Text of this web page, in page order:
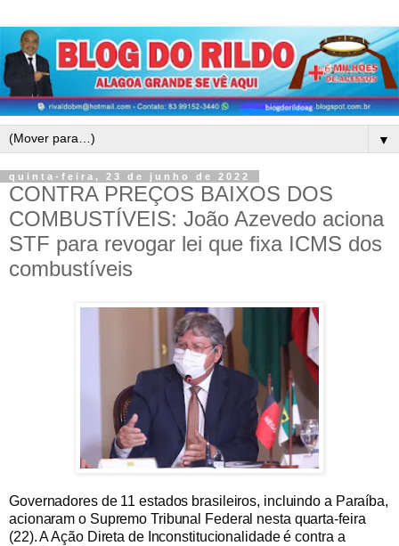
▼
quinta-feira, 23 de junho de 2022
CONTRA PREÇOS BAIXOS DOS
COMBUSTÍVEIS: João Azevedo aciona
STF para revogar lei que fixa ICMS dos
combustíveis
Governadores de 11 estados brasileiros, incluindo a Paraíba,
acionaram o Supremo Tribunal Federal nesta quarta-feira
(22). A Ação Direta de Inconstitucionalidade é contra a